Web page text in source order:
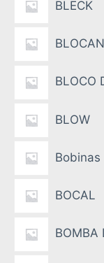
BLECK
BLOCO
BLOW
Bobinas
BOCAL
BOMBA